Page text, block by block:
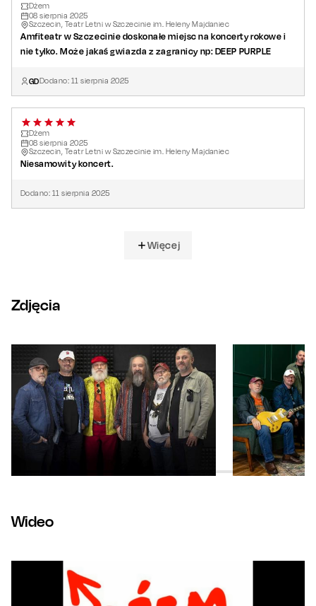
Dżem
08 sierpnia 2025
Szczecin, Teatr Letni w Szczecinie im. Heleny Majdaniec
Amfiteatr w Szczecinie doskonałe miejsc na koncerty rokowe i
nie tylko. Może jakaś gwiazda z zagranicy np: DEEP PURPLE
GDDodano: 11 sierpnia 2025
Dżem
08 sierpnia 2025
Szczecin, Teatr Letni w Szczecinie im. Heleny Majdaniec
Niesamowity koncert.
Dodano: 11 sierpnia 2025
Więcej
Zdjęcia
Wideo